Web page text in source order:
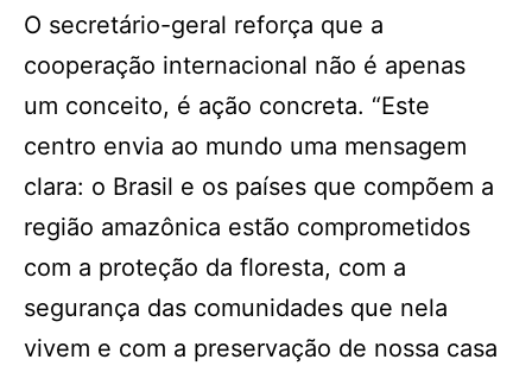
O secretário-geral reforça que a
cooperação internacional não é apenas
um conceito, é ação concreta. “Este
centro envia ao mundo uma mensagem
clara: o Brasil e os países que compõem a
região amazônica estão comprometidos
com a proteção da floresta, com a
segurança das comunidades que nela
vivem e com a preservação de nossa casa